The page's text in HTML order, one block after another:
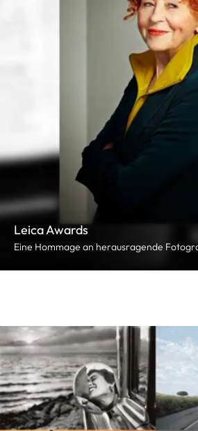
Leica Awards
Eine Hommage an herausragende